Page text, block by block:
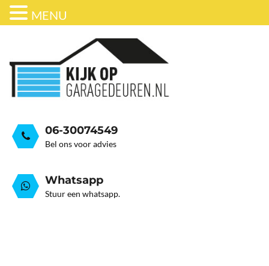
GRATIS ADVIESGESPREK
OVER ONS
GARAGEDEUREN
STALEN GARAGE KANTELDEUREN
06-30074549
Bel ons voor advies
Whatsapp
Stuur een whatsapp.
MENU